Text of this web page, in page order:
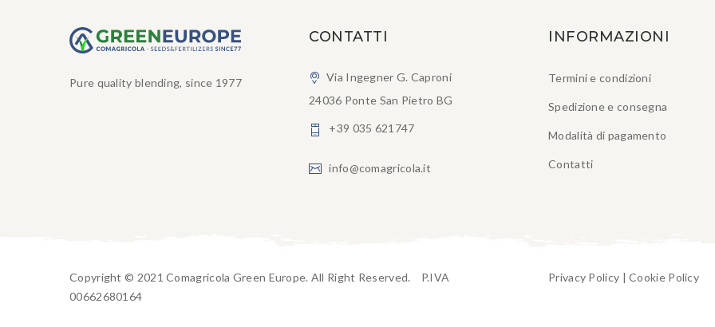
Pure quality blending, since 1977
CONTATTI
Via Ingegner G. Caproni
24036 Ponte San Pietro BG
+39 035 621747
info@comagricola.it
INFORMAZIONI
Termini e condizioni
Spedizione e consegna
Modalità di pagamento
Contatti
Copyright © 2021 Comagricola Green Europe. All Right Reserved. P.IVA
00662680164
Privacy Policy |Cookie Policy